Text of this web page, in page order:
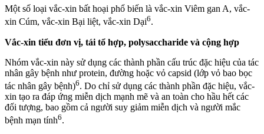
Một số loại vắc-xin bất hoại phổ biến là vắc-xin Viêm gan A, vắc-
xin Cúm, vắc-xin Bại liệt, vắc-xin Dại6.
Vắc-xin tiểu đơn vị, tái tổ hợp, polysaccharide và cộng hợp
Nhóm vắc-xin này sử dụng các thành phần cấu trúc đặc hiệu của tác
nhân gây bệnh như protein, đường hoặc vỏ capsid (lớp vỏ bao bọc
tác nhân gây bệnh)6. Do chỉ sử dụng các thành phần đặc hiệu, vắc-
xin tạo ra đáp ứng miễn dịch mạnh mẽ và an toàn cho hầu hết các
đối tượng, bao gồm cả người suy giảm miễn dịch và người mắc
bệnh mạn tính6.